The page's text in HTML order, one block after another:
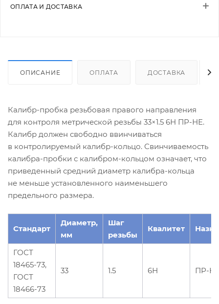
ОПЛАТА И ДОСТАВКА
ОПИСАНИЕ ОПЛАТА ДОСТАВКА
Калибр-пробка резьбовая правого направления
для контроля метрической резьбы 33×1.5 6Н ПР-НЕ.
Калибр должен свободно ввинчиваться
в контролируемый калибр-кольцо. Свинчиваемость
калибра-пробки с калибром-кольцом означает, что
приведенный средний диаметр калибра-кольца
не меньше установленного наименьшего
предельного размера.
Стандарт
Диаметр,
мм
Шаг
резьбы
Квалитет
ГОСТ
18465-73,
ГОСТ
18466-73
33 1.5 6Н ПР-